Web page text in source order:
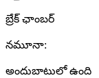
బ్రేక్ ఛాంబర్
నమూనా:
అందుబాటులో ఉంది